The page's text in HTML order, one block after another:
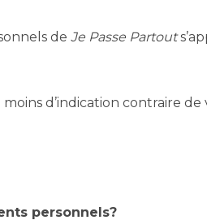
de Je Passe Partout
d’indication contraire
personnels?